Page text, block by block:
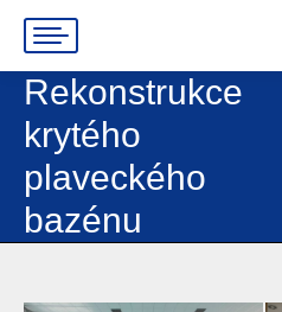
Rekonstrukce
krytého
plaveckého
bazénu